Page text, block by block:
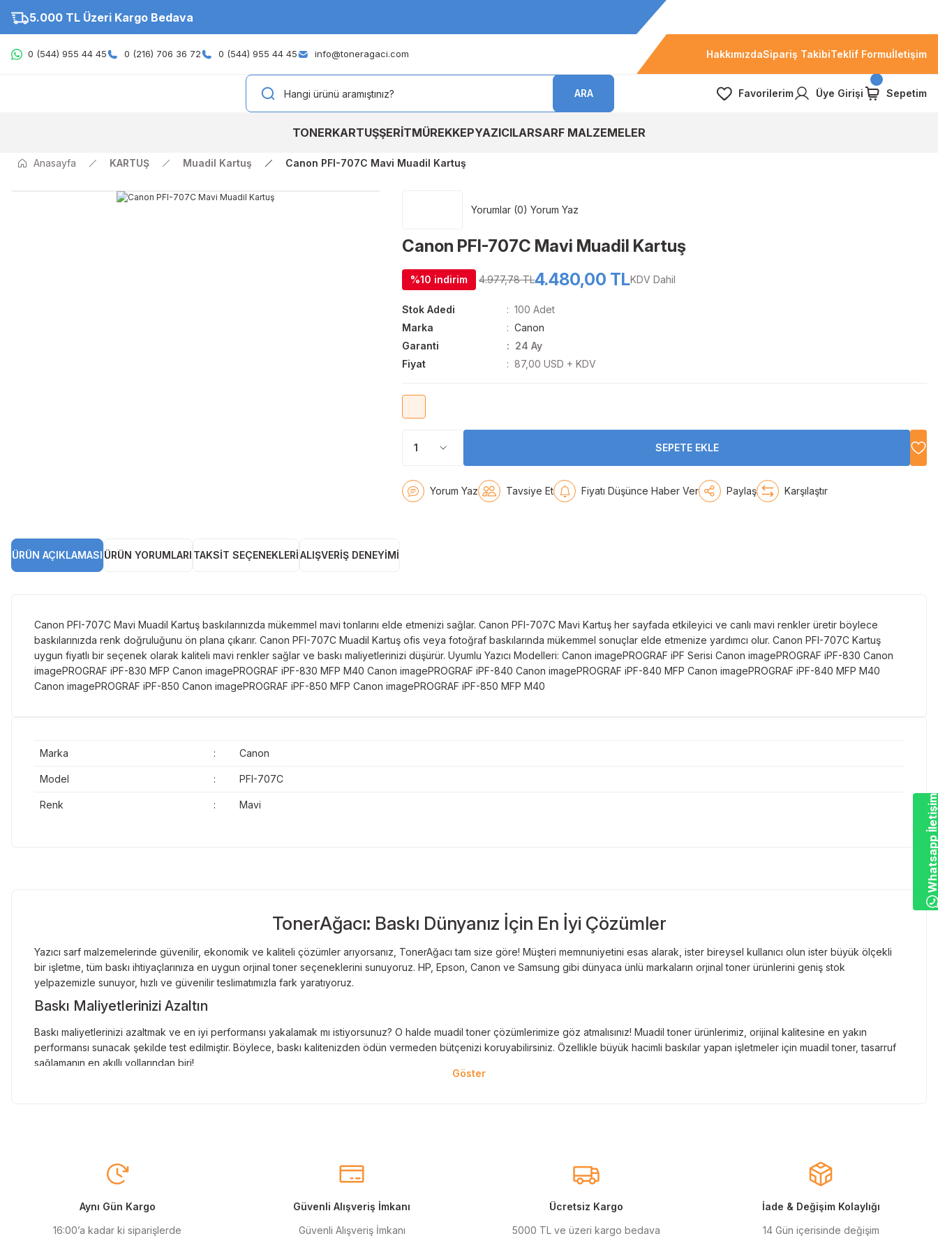
5.000 TL Üzeri Kargo Bedava
0 (544) 955 44 45 0 (216) 706 36 72 0 (544) 955 44 45 info@toneragaci.com HakkımızdaSipariş TakibiTeklif Formuİletişim
ARA Favorilerim Üye Girişi Sepetim
TONERKARTUŞŞERİTMÜREKKEPYAZICILARSARF MALZEMELER
Anasayfa KARTUŞ Muadil Kartuş Canon PFI-707C Mavi Muadil Kartuş
Yorumlar (0) Yorum Yaz
Canon PFI-707C Mavi Muadil Kartuş
%10 indirim 4.977,78 TL4.480,00 TLKDV Dahil
Stok Adedi
100 Adet
Marka
Canon
Garanti
24 Ay
Fiyat
87,00 USD + KDV
SEPETE EKLE
Yorum Yaz Tavsiye Et Fiyatı Düşünce Haber Ver Paylaş Karşılaştır
ÜRÜN AÇIKLAMASI ÜRÜN YORUMLARI TAKSIT SEÇENEKLERIALIŞVERIŞ DENEYIMI
Canon PFI-707C Mavi Muadil Kartuş baskılarınızda mükemmel mavi tonlarını elde etmenizi sağlar. Canon PFI-707C Mavi Kartuş her sayfada etkileyici ve canlı mavi renkler üretir böylece
baskılarınızda renk doğruluğunu ön plana çıkarır. Canon PFI-707C Muadil Kartuş ofis veya fotoğraf baskılarında mükemmel sonuçlar elde etmenize yardımcı olur. Canon PFI-707C Kartuş
uygun fiyatlı bir seçenek olarak kaliteli mavi renkler sağlar ve baskı maliyetlerinizi düşürür. Uyumlu Yazıcı Modelleri: Canon imagePROGRAF iPF Serisi Canon imagePROGRAF iPF-830 Canon
imagePROGRAF iPF-830 MFP Canon imagePROGRAF iPF-830 MFP M40 Canon imagePROGRAF iPF-840 Canon imagePROGRAF iPF-840 MFP Canon imagePROGRAF iPF-840 MFP M40
Canon imagePROGRAF iPF-850 Canon imagePROGRAF iPF-850 MFP Canon imagePROGRAF iPF-850 MFP M40
Marka : Canon
Model : PFI-707C
Renk : Mavi
TonerAğacı: Baskı Dünyanız İçin En İyi Çözümler
Yazıcı sarf malzemelerinde güvenilir, ekonomik ve kaliteli çözümler arıyorsanız, TonerAğacı tam size göre! Müşteri memnuniyetini esas alarak, ister bireysel kullanıcı olun ister büyük ölçekli
bir işletme, tüm baskı ihtiyaçlarınıza en uygun orjinal toner seçeneklerini sunuyoruz. HP, Epson, Canon ve Samsung gibi dünyaca ünlü markaların orjinal toner ürünlerini geniş stok
yelpazemizle sunuyor, hızlı ve güvenilir teslimatımızla fark yaratıyoruz.
Baskı Maliyetlerinizi Azaltın
Baskı maliyetlerinizi azaltmak ve en iyi performansı yakalamak mı istiyorsunuz? O halde muadil toner çözümlerimize göz atmalısınız! Muadil toner ürünlerimiz, orijinal kalitesine en yakın
performansı sunacak şekilde test edilmiştir. Böylece, baskı kalitenizden ödün vermeden bütçenizi koruyabilirsiniz. Özellikle büyük hacimli baskılar yapan işletmeler için muadil toner, tasarruf
sağlamanın en akıllı yollarından biri!
Maliyetleri düşürmek isteyen kullanıcılar için muadil kartuş seçeneklerimiz de mevcuttur. Muadil kartuş, kaliteli baskıyı uygun fiyatlarla almanızı sağlarken, uzun ömürlü ve dayanıklı yapısıyla
Orjinal Mürekkep ile Canlı Baskılar
Aynı Gün Kargo
16:00’a kadar ki siparişlerde
Güvenli Alışveriş İmkanı
Güvenli Alışveriş İmkanı
Ücretsiz Kargo
5000 TL ve üzeri kargo bedava
İade & Değişim Kolaylığı
14 Gün içerisinde değişim